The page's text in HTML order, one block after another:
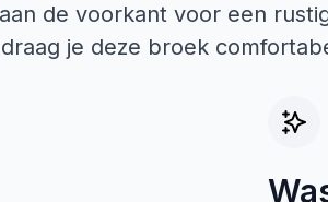
de voorkant voor een
je deze broek